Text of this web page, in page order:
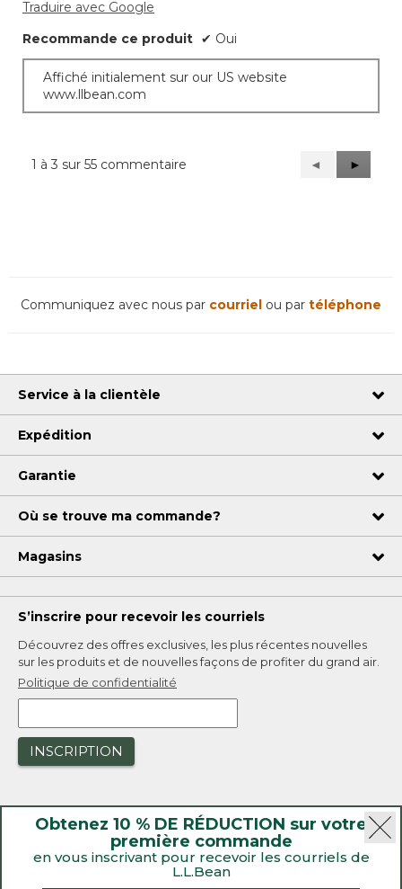
Traduire avec Google
Recommande ce produit ✔ Oui
Affiché initialement sur our US website
www.llbean.com
1 à 3 sur 55 commentaire
Précédent
Reviews
◄
Suivant
Reviews
►
Obtenez 10 % DE RÉDUCTION sur votre
première commande
en vous inscrivant pour recevoir les courriels de
L.L.Bean
Communiquez avec nous par courriel ou par téléphone
Service à la clientèle
Expédition
Garantie
Où se trouve ma commande?
Magasins
S’inscrire pour recevoir les courriels
Découvrez des offres exclusives, les plus récentes nouvelles
sur les produits et de nouvelles façons de profiter du grand air.
Politique de confidentialité
INSCRIPTION
|